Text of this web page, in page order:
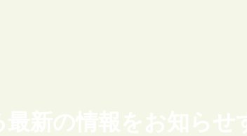
新の情報をお知ら